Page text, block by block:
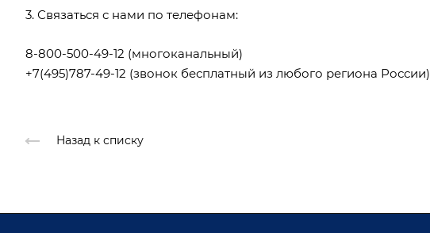
3. Связаться с нами по телефонам:
8-800-500-49-12 (многоканальный)
+7(495)787-49-12 (звонок бесплатный из любого региона России)
Назад к списку